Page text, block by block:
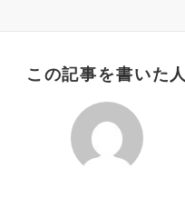
この記事を書いた人